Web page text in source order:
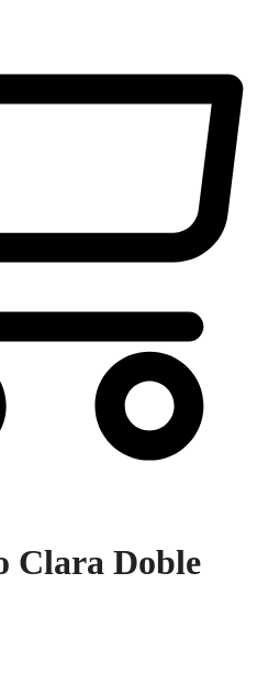
Clara Doble